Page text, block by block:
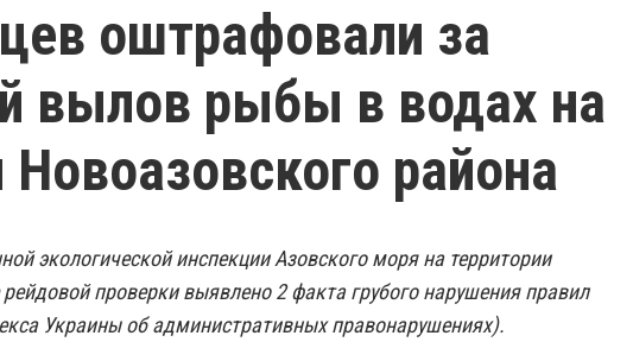
оштрафовали за
вылов рыбы в водах на
Новоазовского района
экологической инспекции Азовского моря на территории
проверки выявлено 2 факта грубого нарушения правил
Украины об административных правонарушениях).